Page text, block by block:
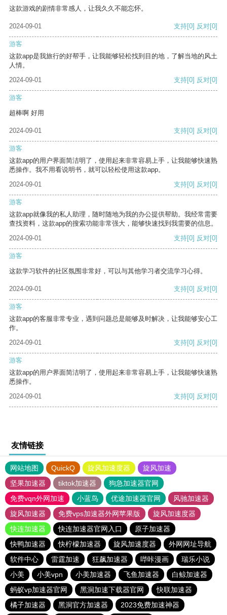
这款游戏的剧情非常感人，让我久久不能忘怀。
2024-09-01 支持[0] 反对[0]
游客
这款app是我旅行的好帮手，让我能够轻松找到目的地，了解当地的风土
人情。
2024-09-01
支持[0] 反对[0]
游客
超棒啊 好用
2024-09-01 支持[0] 反对[0]
游客
这款app的用户界面简洁明了，使用起来非常容易上手，让我能够快速熟
悉操作。我不用看说明书，就可以轻松使用这款app。
2024-09-01
支持[0] 反对[0]
游客
这款app就像我的私人助理，随时随地为我的办公提供帮助。我经常需要
查找资料，这款app的搜索功能非常强大，能够快速找到我需要的信息。
2024-09-01
支持[0] 反对[0]
游客
这款学习软件的社区氛围非常好，可以与其他学习者交流学习心得。
2024-09-01 支持[0] 反对[0]
游客
这款app的客服非常专业，遇到问题总是能够及时解决，让我能够安心工
作。
2024-09-01
支持[0] 反对[0]
游客
这款app的用户界面简洁明了，使用起来非常容易上手，让我能够快速熟
悉操作。
2024-09-01
支持[0] 反对[0]
友情链接
网站地图 QuickQ 旋风加速度器
旋风加速
坚果加速器
tiktok加速器
狗急加速器官网
免费vqn外网加速
小蓝鸟 优途加速器官网
风驰加速器
旋风加速器
免费vps加速器外网苹果版
旋风加速度器
快连加速器
快连加速器官网入口
原子加速器
快鸭加速器
快柠檬加速器 旋风加速度器
外网网址导航
软件中心
雷霆加速 狂飙加速器 哔咔漫画
瑞乐小说
小美
小美vpn 小美加速器 飞鱼加速器
白鲸加速器
蚂蚁vp加速器官网
黑洞加速下载器官网
快联加速器
橘子加速器
黑洞官方加速器 2023免费加速神器